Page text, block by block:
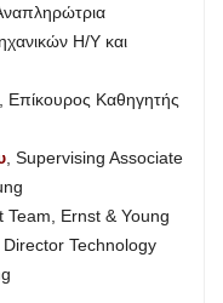
Η/Υ και
, Επίκουρος Καθηγητής
, Supervising Associate
Team, Ernst & Young
, Director Technology